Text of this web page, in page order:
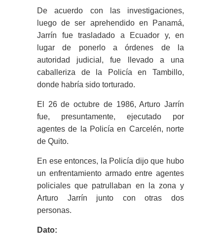
De acuerdo con las investigaciones,
luego de ser aprehendido en Panamá,
Jarrín fue trasladado a Ecuador y, en
lugar de ponerlo a órdenes de la
autoridad judicial, fue llevado a una
caballeriza de la Policía en Tambillo,
donde habría sido torturado.
El 26 de octubre de 1986, Arturo Jarrín
fue, presuntamente, ejecutado por
agentes de la Policía en Carcelén, norte
de Quito.
En ese entonces, la Policía dijo que hubo
un enfrentamiento armado entre agentes
policiales que patrullaban en la zona y
Arturo Jarrín junto con otras dos
personas.
Dato: